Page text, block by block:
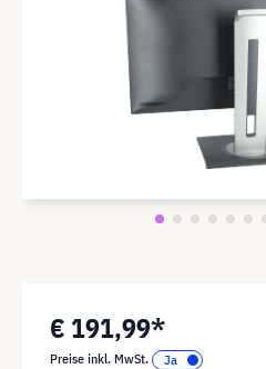
€ 191,99*
Preise inkl. MwSt.